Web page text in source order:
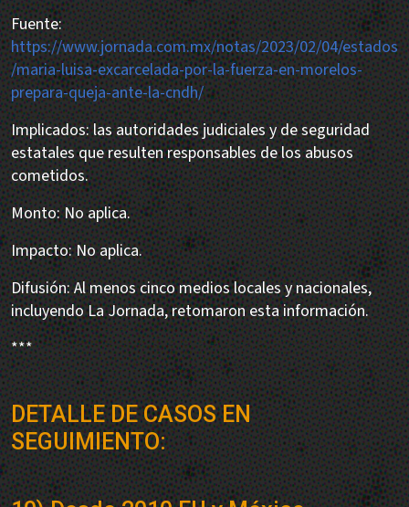
Fuente:
https://www.jornada.com.mx/notas/2023/02/04/estados
/maria-luisa-excarcelada-por-la-fuerza-en-morelos-
prepara-queja-ante-la-cndh/
Implicados: las autoridades judiciales y de seguridad
estatales que resulten responsables de los abusos
cometidos.
Monto: No aplica.
Impacto: No aplica.
Difusión: Al menos cinco medios locales y nacionales,
incluyendo La Jornada, retomaron esta información.
***
DETALLE DE CASOS EN
SEGUIMIENTO: